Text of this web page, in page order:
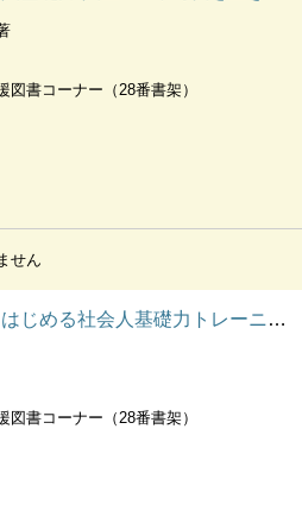
図書コーナー（28番書架）
せん
じめる社会人基礎力トレーニング
図書コーナー（28番書架）